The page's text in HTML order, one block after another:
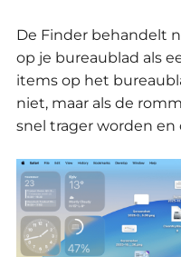
De Finder behandelt
op je bureaublad als
items op het
niet, maar als de
snel trager worden